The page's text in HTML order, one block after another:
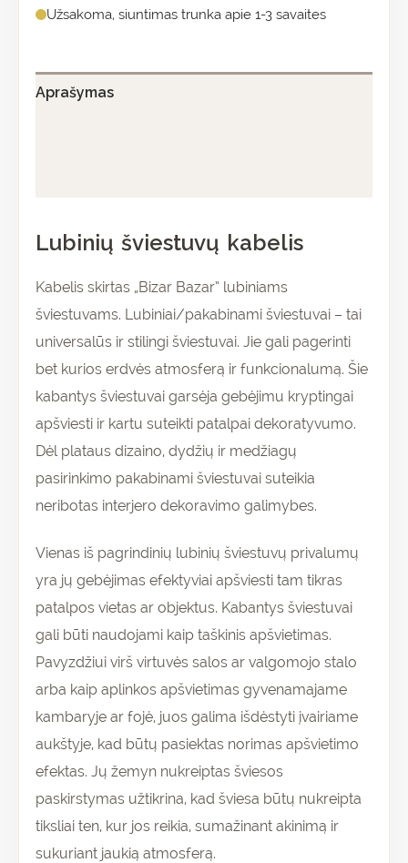
Užsakoma, siuntimas trunka apie 1-3 savaites
Aprašymas
Lubinių šviestuvų kabelis
Kabelis skirtas „Bizar Bazar” lubiniams
šviestuvams. Lubiniai/pakabinami šviestuvai – tai
universalūs ir stilingi šviestuvai. Jie gali pagerinti
bet kurios erdvės atmosferą ir funkcionalumą. Šie
kabantys šviestuvai garsėja gebėjimu kryptingai
apšviesti ir kartu suteikti patalpai dekoratyvumo.
Dėl plataus dizaino, dydžių ir medžiagų
pasirinkimo pakabinami šviestuvai suteikia
neribotas interjero dekoravimo galimybes.
Vienas iš pagrindinių lubinių šviestuvų privalumų
yra jų gebėjimas efektyviai apšviesti tam tikras
patalpos vietas ar objektus. Kabantys šviestuvai
gali būti naudojami kaip taškinis apšvietimas.
Pavyzdžiui virš virtuvės salos ar valgomojo stalo
arba kaip aplinkos apšvietimas gyvenamajame
kambaryje ar fojė, juos galima išdėstyti įvairiame
aukštyje, kad būtų pasiektas norimas apšvietimo
efektas. Jų žemyn nukreiptas šviesos
paskirstymas užtikrina, kad šviesa būtų nukreipta
tiksliai ten, kur jos reikia, sumažinant akinimą ir
sukuriant jaukią atmosferą.